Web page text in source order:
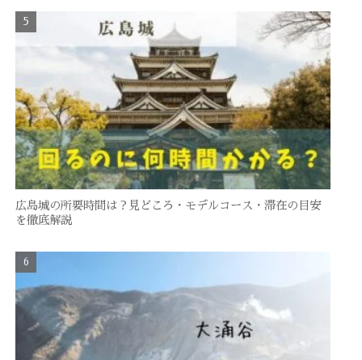
広島城の所要時間は？見どころ・モデルコース・滞在の目安
を徹底解説